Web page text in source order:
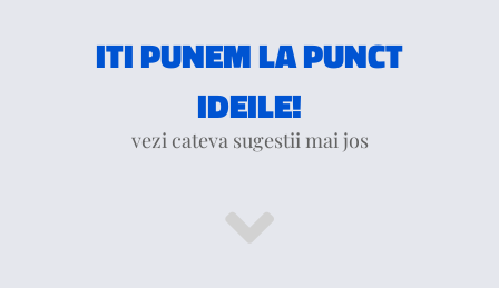
ITI PUNEM LA PUNCT
IDEILE!
vezi cateva sugestii mai jos